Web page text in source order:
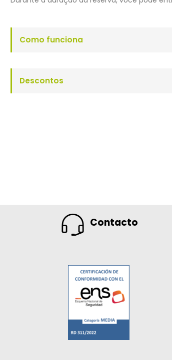
Como funciona
Descontos
Contacto